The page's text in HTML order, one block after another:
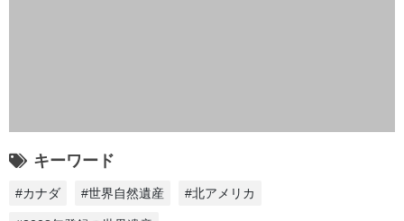
キーワード
#カナダ #世界自然遺産 #北アメリカ